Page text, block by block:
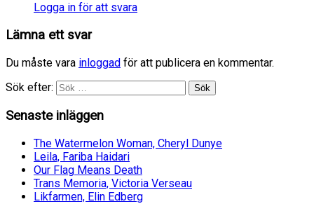
Logga in för att svara
Lämna ett svar
Du måste vara inloggad för att publicera en kommentar.
Sök efter:
Senaste inläggen
The Watermelon Woman, Cheryl Dunye
Leila, Fariba Haidari
Our Flag Means Death
Trans Memoria, Victoria Verseau
Likfarmen, Elin Edberg